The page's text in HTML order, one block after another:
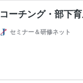
コーチング・部下
セミナー＆研修ネット